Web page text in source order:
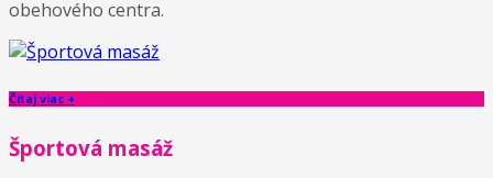
obehového centra.
Čítaj viac +
Športová masáž